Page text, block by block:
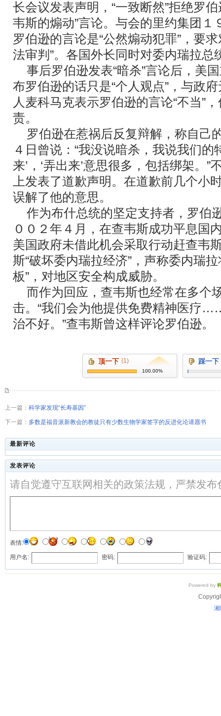
长会议发表声明，“一致断然”拒绝罗
韦斯的煽动”言论。与会的里约集团１
罗伯逊的言论是“公然煽动犯罪”，要
法审判”。各国外长同时对委内瑞拉总
事后罗伯逊发表“暗杀”言论后，美
布罗伯逊的话只是“个人观点”，与政
人麦科马克表示罗伯逊的言论“不当”
责。
罗伯逊在惹祸后反复辩解，称自己
４日曾说：“我没说暗杀，我说我们的
来’，‘弄出来’意思很多，包括绑架。
上发表了道歉声明。在道歉前几个小
误解了他的意思。
作为布什总统的坚定支持者，罗伯
００２年４月，在查韦斯成功平息国
美国政府未借此机会采取行动赶查韦
斯“破坏委内瑞拉经济”，声称委内瑞
板”，对地区安全构成威胁。
而作为回应，查韦斯也经常在多个
击。“我们会为他提供免费精神医疗
治不好。”查韦斯曾这样评论罗伯逊。
顶一下 (1)
100.00%
踩一下
上一篇： 科学家发现“长寿基因”
下一篇： 多数是福音派新教会的教徒只有少数生物学家签字的反进化论请愿书
最新评论
发表评论
请自觉遵守互联网相关的政策法规，严禁发
表情:
用户名: 密码: 验证码:
Powered by